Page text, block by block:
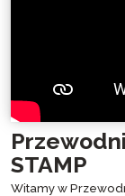
STAMP
Witamy w